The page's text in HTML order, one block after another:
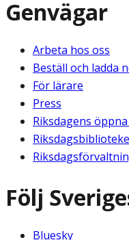
Genvägar
Arbeta hos oss
Beställ och ladda
För lärare
Press
Riksdagens
Följ
Bluesky